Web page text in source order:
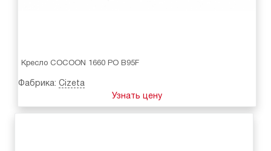
Кресло COCOON 1660 PO B95F
Фабрика: Cizeta
Узнать цену